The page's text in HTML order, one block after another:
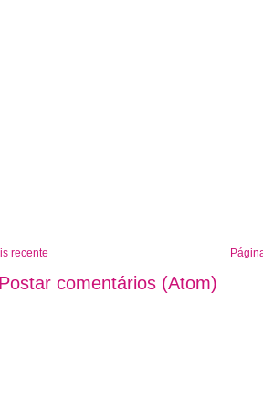
recente
Postar comentários (Atom)